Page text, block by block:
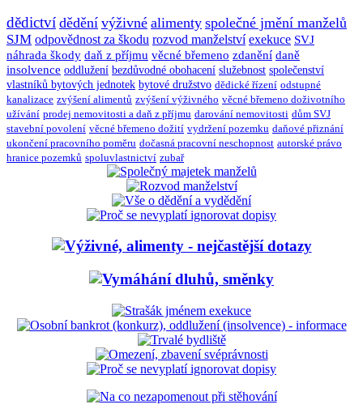
dědictví dědění výživné alimenty společné jmění manželů
SJM odpovědnost za škodu rozvod manželství exekuce SVJ
náhrada škody daň z příjmu věcné břemeno zdanění daně
insolvence oddlužení bezdůvodné obohacení služebnost společenství
vlastníků bytových jednotek bytové družstvo dědické řízení odstupné
kanalizace zvýšení alimentů zvýšení výživného věcné břemeno doživotního
užívání prodej nemovitosti a daň z příjmu darování nemovitosti dům SVJ
stavební povolení věcné břemeno dožití vydržení pozemku daňové přiznání
ukončení pracovního poměru dočasná pracovní neschopnost autorské právo
hranice pozemků spoluvlastnictví zubař